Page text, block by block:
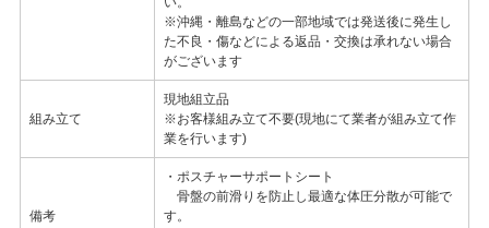
※沖縄・離島などの一部地域では発送後に発生し
た不良・傷などによる返品・交換は承れない場合
がございます
組み立て
現地組立品
※お客様組み立て不要(現地にて業者が組み立て作
業を行います)
備考
・ポスチャーサポートシート
骨盤の前滑りを防止し最適な体圧分散が可能で
す。